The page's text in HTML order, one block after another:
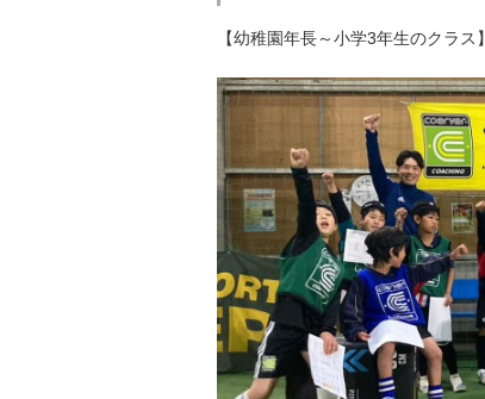
【幼稚園年長～小学3年生のクラス】